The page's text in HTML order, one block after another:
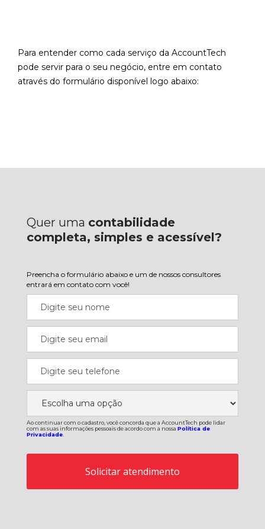
Para entender como cada serviço da AccountTech
pode servir para o seu negócio, entre em contato
através do formulário disponível logo abaixo:
Quer uma contabilidade
completa, simples e acessível?
Preencha o formulário abaixo e um de nossos consultores
entrará em contato com você!
Ao continuar com o cadastro, você concorda que a AccountTech pode lidar
com as suas informações pessoais de acordo com a nossa Política de
Privacidade.